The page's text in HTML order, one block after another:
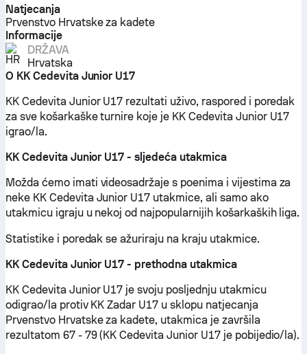
Natjecanja
Prvenstvo Hrvatske za kadete
Informacije
DRŽAVA
Hrvatska
O KK Cedevita Junior U17
KK Cedevita Junior U17 rezultati uživo, raspored i poredak
za sve košarkaške turnire koje je KK Cedevita Junior U17
igrao/la.
KK Cedevita Junior U17 - sljedeća utakmica
Možda ćemo imati videosadržaje s poenima i vijestima za
neke KK Cedevita Junior U17 utakmice, ali samo ako
utakmicu igraju u nekoj od najpopularnijih košarkaških liga.
Statistike i poredak se ažuriraju na kraju utakmice.
KK Cedevita Junior U17 - prethodna utakmica
KK Cedevita Junior U17 je svoju posljednju utakmicu
odigrao/la protiv KK Zadar U17 u sklopu natjecanja
Prvenstvo Hrvatske za kadete, utakmica je završila
rezultatom 67 - 79 (KK Cedevita Junior U17 je pobijedio/la).